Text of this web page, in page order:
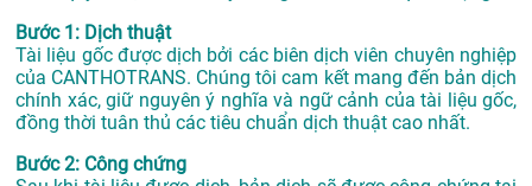
Bước 1: Dịch thuật
Tài liệu gốc được dịch bởi các biên dịch viên chuyên nghiệp
của CANTHOTRANS. Chúng tôi cam kết mang đến bản dịch
chính xác, giữ nguyên ý nghĩa và ngữ cảnh của tài liệu gốc,
đồng thời tuân thủ các tiêu chuẩn dịch thuật cao nhất.
Bước 2: Công chứng